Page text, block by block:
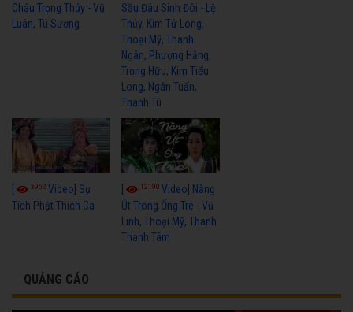
Châu Trọng Thủy - Vũ
Luân, Tú Sương
Sầu Đâu Sinh Đôi - Lệ
Thủy, Kim Tử Long,
Thoại Mỹ, Thanh
Ngân, Phượng Hằng,
Trọng Hữu, Kim Tiểu
Long, Ngân Tuấn,
Thanh Tú
[ 3952 Video] Sự
Tích Phật Thích Ca
[ 12190Video] Nàng
Út Trong Ống Tre - Vũ
Linh, Thoại Mỹ, Thanh
Thanh Tâm
QUẢNG CÁO